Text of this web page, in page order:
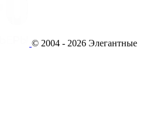
© 2004 - 2026 Элегантные